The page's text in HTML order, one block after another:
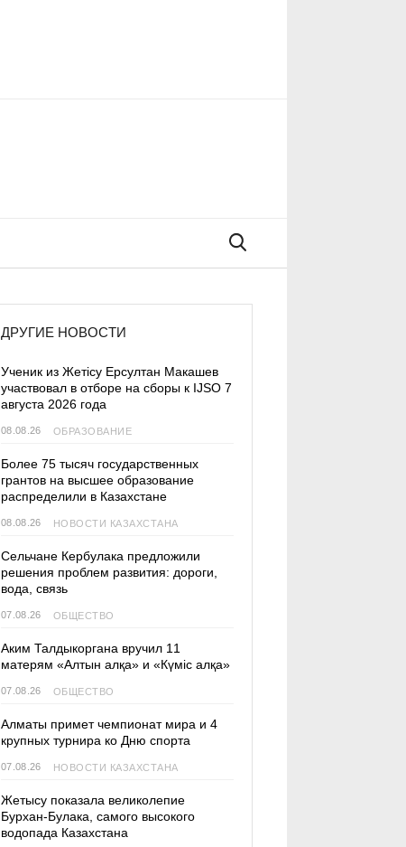
ДРУГИЕ НОВОСТИ
Ученик из Жетісу Ерсултан Макашев
участвовал в отборе на сборы к IJSO 7
августа 2026 года
08.08.26 ОБРАЗОВАНИЕ
Более 75 тысяч государственных
грантов на высшее образование
распределили в Казахстане
08.08.26 НОВОСТИ КАЗАХСТАНА
Сельчане Кербулака предложили
решения проблем развития: дороги,
вода, связь
07.08.26 ОБЩЕСТВО
Аким Талдыкоргана вручил 11
матерям «Алтын алқа» и «Күміс алқа»
07.08.26 ОБЩЕСТВО
Алматы примет чемпионат мира и 4
крупных турнира ко Дню спорта
07.08.26 НОВОСТИ КАЗАХСТАНА
Жетысу показала великолепие
Бурхан-Булака, самого высокого
водопада Казахстана